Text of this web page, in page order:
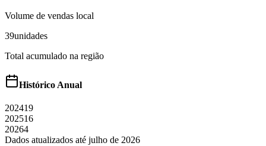
Volume de vendas local
39unidades
Total acumulado na região
Histórico Anual
202419
202516
20264
Dados atualizados até julho de 2026